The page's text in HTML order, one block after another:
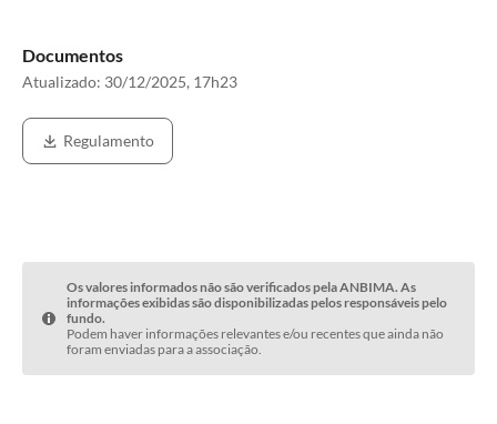
Documentos
Atualizado: 30/12/2025, 17h23
Regulamento
Os valores informados não são verificados pela ANBIMA. As
informações exibidas são disponibilizadas pelos responsáveis pelo
fundo.
Podem haver informações relevantes e/ou recentes que ainda não
foram enviadas para a associação.